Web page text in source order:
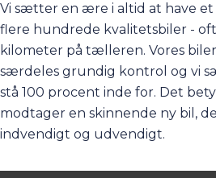
Vi sætter en ære i altid at have
flere hundrede kvalitetsbiler -
kilometer på tælleren. Vores
særdeles grundig kontrol og vi
stå 100 procent inde for. Det
modtager en skinnende ny bil,
indvendigt og udvendigt.